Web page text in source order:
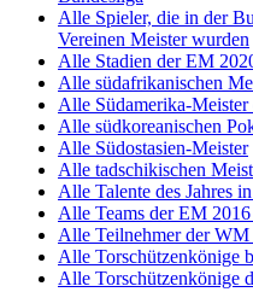
Alle Spieler, die in der
Vereinen Meister wurden
Alle Stadien der EM
Alle südafrikanischen
Alle Südamerika-Meister
Alle südkoreanischen
Alle Südostasien-Meister
Alle tadschikischen
Alle Talente des Jahres
Alle Teams der EM
Alle Teilnehmer der WM
Alle Torschützenkönige
Alle Torschützenkönige